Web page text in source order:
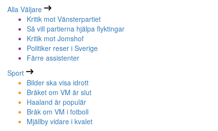
Alla Väljare
Kritik mot Vänsterpartiet
Så vill partierna hjälpa flyktingar
Kritik mot Jomshof
Politiker reser i Sverige
Färre assistenter
Sport
Bilder ska visa idrott
Bråket om VM är slut
Haaland är populär
Bråk om VM i fotboll
Mjällby vidare i kvalet